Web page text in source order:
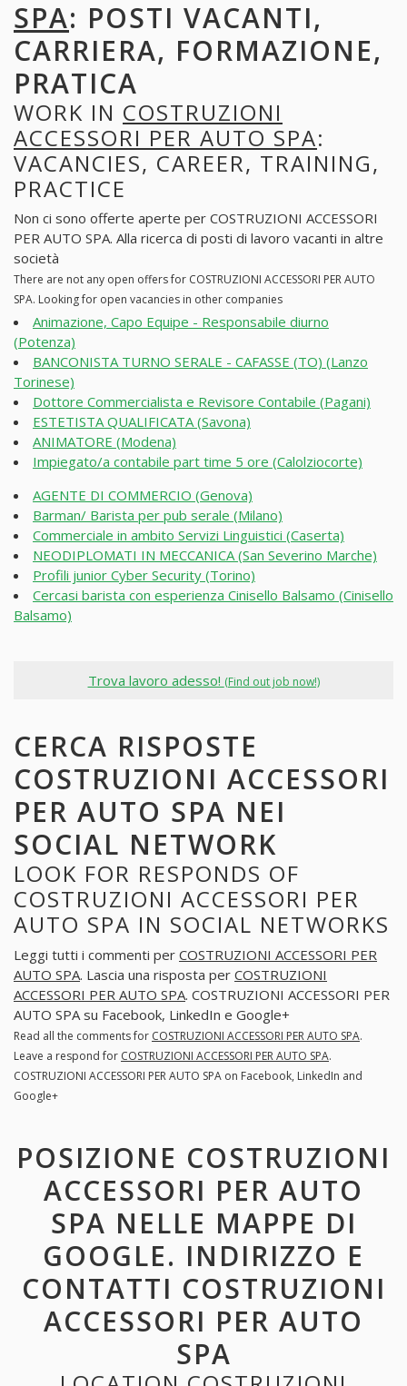
SPA: POSTI VACANTI,
CARRIERA, FORMAZIONE,
PRATICA
WORK IN COSTRUZIONI
ACCESSORI PER AUTO SPA:
VACANCIES, CAREER, TRAINING,
PRACTICE
Non ci sono offerte aperte per COSTRUZIONI ACCESSORI
PER AUTO SPA. Alla ricerca di posti di lavoro vacanti in altre
società
There are not any open offers for COSTRUZIONI ACCESSORI PER AUTO
SPA. Looking for open vacancies in other companies
Animazione, Capo Equipe - Responsabile diurno
(Potenza)
BANCONISTA TURNO SERALE - CAFASSE (TO) (Lanzo
Torinese)
Dottore Commercialista e Revisore Contabile (Pagani)
ESTETISTA QUALIFICATA (Savona)
ANIMATORE (Modena)
Impiegato/a contabile part time 5 ore (Calolziocorte)
AGENTE DI COMMERCIO (Genova)
Barman/ Barista per pub serale (Milano)
Commerciale in ambito Servizi Linguistici (Caserta)
NEODIPLOMATI IN MECCANICA (San Severino Marche)
Profili junior Cyber Security (Torino)
Cercasi barista con esperienza Cinisello Balsamo (Cinisello
Balsamo)
Trova lavoro adesso! (Find out job now!)
CERCA RISPOSTE
COSTRUZIONI ACCESSORI
PER AUTO SPA NEI
SOCIAL NETWORK
LOOK FOR RESPONDS OF
COSTRUZIONI ACCESSORI PER
AUTO SPA IN SOCIAL NETWORKS
Leggi tutti i commenti per COSTRUZIONI ACCESSORI PER
AUTO SPA. Lascia una risposta per COSTRUZIONI
ACCESSORI PER AUTO SPA. COSTRUZIONI ACCESSORI PER
AUTO SPA su Facebook, LinkedIn e Google+
Read all the comments for COSTRUZIONI ACCESSORI PER AUTO SPA.
Leave a respond for COSTRUZIONI ACCESSORI PER AUTO SPA.
COSTRUZIONI ACCESSORI PER AUTO SPA on Facebook, LinkedIn and
Google+
POSIZIONE COSTRUZIONI
ACCESSORI PER AUTO
SPA NELLE MAPPE DI
GOOGLE. INDIRIZZO E
CONTATTI COSTRUZIONI
ACCESSORI PER AUTO
SPA